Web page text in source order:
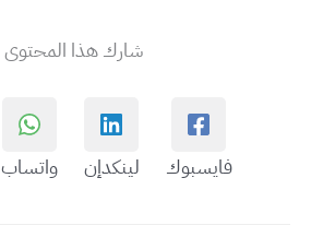
شارك هذا المحتوى
فايسبوك لينكدإن واتساب